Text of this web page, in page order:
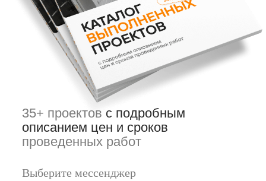
Наши специалисты
изготавливают
и монтируютот 9 до 16
лоджий каждый месяц
реализованный проект